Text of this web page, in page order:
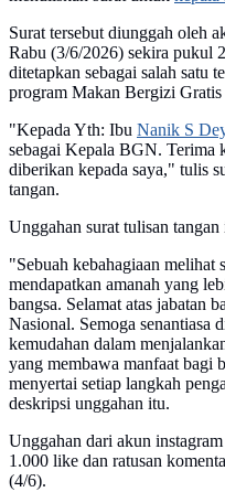
Surat tersebut diunggah oleh
Rabu (3/6/2026) sekira pukul
ditetapkan sebagai salah satu
program Makan Bergizi
"Kepada Yth: Ibu Nanik S
sebagai Kepala BGN. Terima
diberikan kepada saya," tulis
tangan.
Unggahan surat tulisan
"Sebuah kebahagiaan melihat
mendapatkan amanah yang
bangsa. Selamat atas jabatan
Nasional. Semoga senantiasa
kemudahan dalam
yang membawa manfaat bagi
menyertai setiap langkah
deskripsi unggahan itu.
Unggahan dari akun
1.000 like dan ratusan
(4/6).